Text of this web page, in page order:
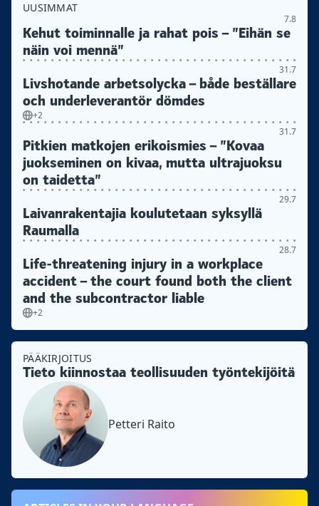
UUSIMMAT
7.8
Kehut toiminnalle ja rahat pois – ”Eihän se
näin voi mennä”
31.7
Livshotande arbetsolycka – både beställare
och underleverantör dömdes
+2
31.7
Pitkien matkojen erikoismies – ”Kovaa
juokseminen on kivaa, mutta ultrajuoksu
on taidetta”
29.7
Laivanrakentajia koulutetaan syksyllä
Raumalla
28.7
Life-threatening injury in a workplace
accident – the court found both the client
and the subcontractor liable
+2
PÄÄKIRJOITUS
Tieto kiinnostaa teollisuuden työntekijöitä
Petteri Raito